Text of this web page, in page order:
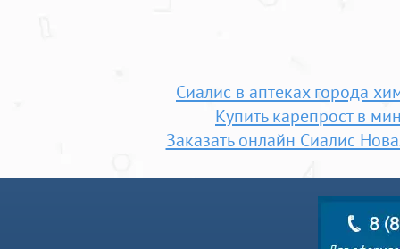
Сиалис в аптеках города
Купить карепрост в
Заказать онлайн Сиалис